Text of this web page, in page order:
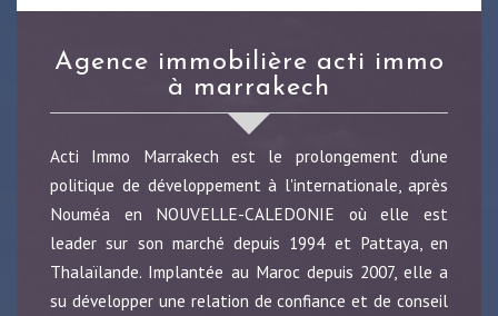
agence immobilière acti immo
à marrakech
Acti Immo Marrakech est le prolongement d'une
politique de développement à l'internationale, après
Nouméa en NOUVELLE-CALEDONIE où elle est
leader sur son marché depuis 1994 et Pattaya, en
Thalaïlande. Implantée au Maroc depuis 2007, elle a
su développer une relation de confiance et de conseil